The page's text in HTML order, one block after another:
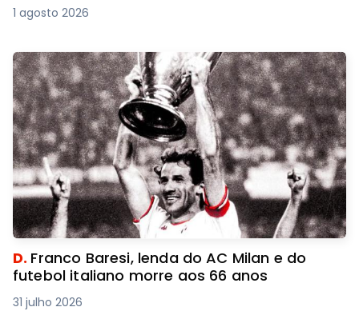
1 agosto 2026
D. Franco Baresi, lenda do AC Milan e do
futebol italiano morre aos 66 anos
31 julho 2026